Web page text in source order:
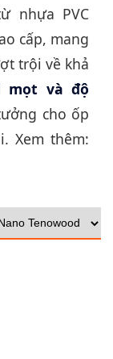
nhựa PVC
cấp, mang
trội về khả
mọt và độ
cho ốp
Xem thêm: